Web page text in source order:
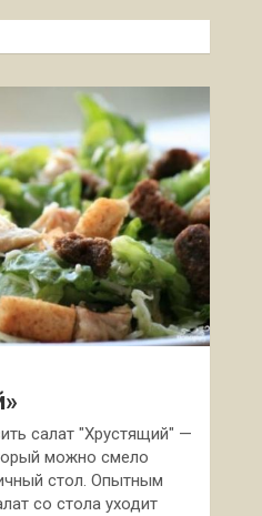
салат "Хрустящий" —
можно смело
стол. Опытным
со стола уходит